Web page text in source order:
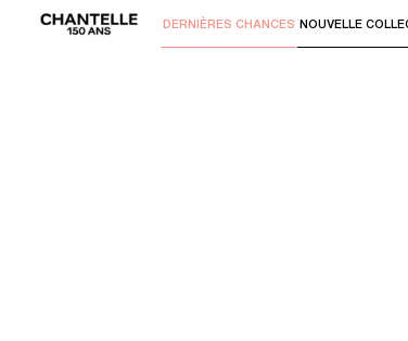
Utilisez "Flèche bas" ou
DERNIÈRES CHANCES NOUVELLE